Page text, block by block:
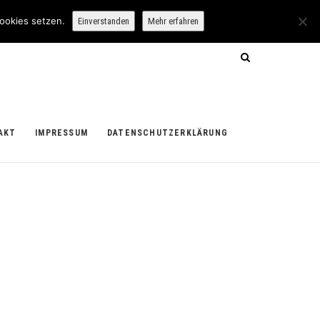
IMPRESSUM DATENSCHUTZERKLÄRUNG
setzen. Einverstanden Mehr erfahren